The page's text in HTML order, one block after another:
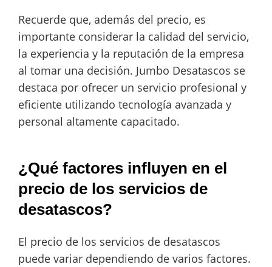
Recuerde que, además del precio, es
importante considerar la calidad del servicio,
la experiencia y la reputación de la empresa
al tomar una decisión. Jumbo Desatascos se
destaca por ofrecer un servicio profesional y
eficiente utilizando tecnología avanzada y
personal altamente capacitado.
¿Qué factores influyen en el
precio de los servicios de
desatascos?
El precio de los servicios de desatascos
puede variar dependiendo de varios factores.